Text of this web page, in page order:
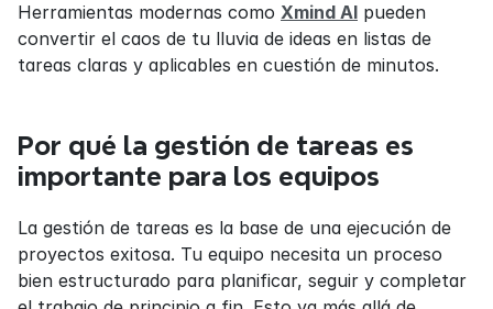
Herramientas modernas como Xmind AI pueden
convertir el caos de tu lluvia de ideas en listas de
tareas claras y aplicables en cuestión de minutos.
Por qué la gestión de tareas es
importante para los equipos
La gestión de tareas es la base de una ejecución de
proyectos exitosa. Tu equipo necesita un proceso
bien estructurado para planificar, seguir y completar